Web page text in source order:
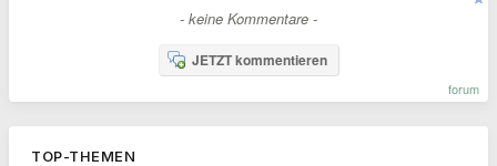
- keine Kommentare -
JETZT kommentieren
forum
TOP-THEMEN